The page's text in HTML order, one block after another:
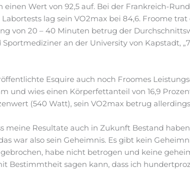
einen Wert von 92,5 auf. Bei der Frankreich-
lag sein VO2max bei 84,6. Froome
von 20 – 40 Minuten betrug der
an der University von Kapstadt,
Esquire auch noch Froomes
und wies einen Körperfettanteil von 16,9
(540 Watt), sein VO2max betrug
meine Resultate auch in Zukunft Bestand
war also sein Geheimnis. Es gibt kein
habe nicht betrogen und keine
Bestimmtheit sagen kann, dass ich